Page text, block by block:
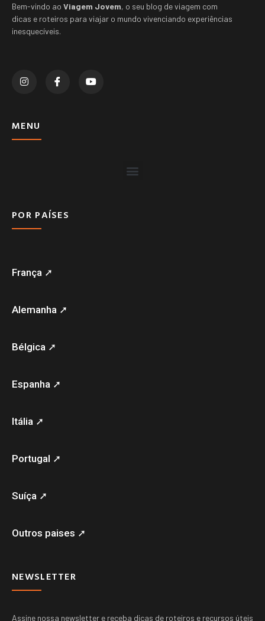
Bem-vindo ao Viagem Jovem, o seu blog de viagem com
dicas e roteiros para viajar o mundo vivenciando experiências
inesquecíveis.
MENU
POR PAÍSES
França ➚
Alemanha ➚
Bélgica ➚
Espanha ➚
Itália ➚
Portugal ➚
Suíça ➚
Outros paises ➚
NEWSLETTER
Assine nossa newsletter e receba dicas de roteiros e recursos úteis